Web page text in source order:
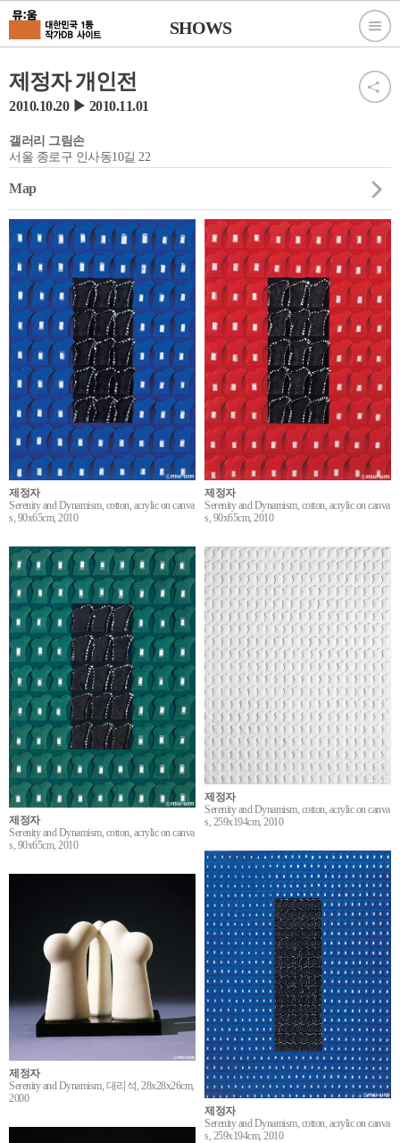
SHOWS
제정자 개인전
2010.10.20 ▶ 2010.11.01
갤러리 그림손
서울 종로구 인사동10길 22
Map
제정자
Serenity and Dynamism, cotton, acrylic on canva
s, 90x65cm, 2010
제정자
Serenity and Dynamism, cotton, acrylic on canva
s, 90x65cm, 2010
제정자
Serenity and Dynamism, cotton, acrylic on canva
s, 90x65cm, 2010
제정자
Serenity and Dynamism, cotton, acrylic on canva
s, 259x194cm, 2010
제정자
Serenity and Dynamism, cotton, acrylic on canva
s, 259x194cm, 2010
제정자
Serenity and Dynamism, 대리석, 28x28x26cm,
2000